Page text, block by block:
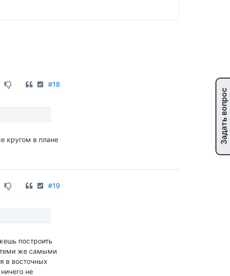
#18
кругом в плане
#19
построить
теми же самыми
в восточных
не
Задать вопрос